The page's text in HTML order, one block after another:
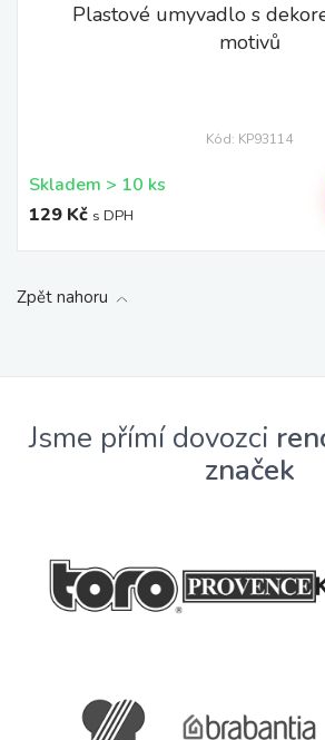
Plastové umyvadlo s
motivů
Kód: KP93114
Skladem > 10 ks
129 Kč s DPH
Zpět nahoru
Jsme přímí dovozci
značek